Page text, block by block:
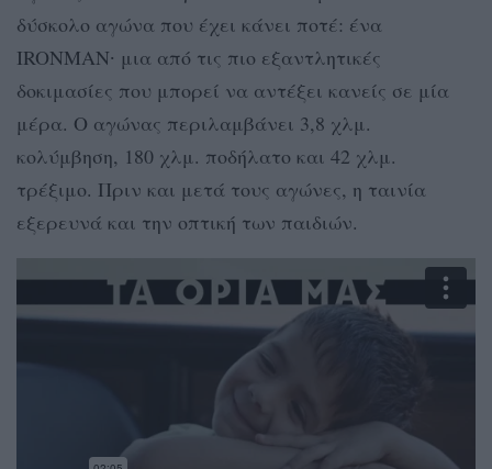
δύσκολο αγώνα που έχει κάνει ποτέ: ένα
IRONMAN∙ μια από τις πιο εξαντλητικές
δοκιμασίες που μπορεί να αντέξει κανείς σε μία
μέρα. Ο αγώνας περιλαμβάνει 3,8 χλμ.
κολύμβηση, 180 χλμ. ποδήλατο και 42 χλμ.
τρέξιμο. Πριν και μετά τους αγώνες, η ταινία
εξερευνά και την οπτική των παιδιών.